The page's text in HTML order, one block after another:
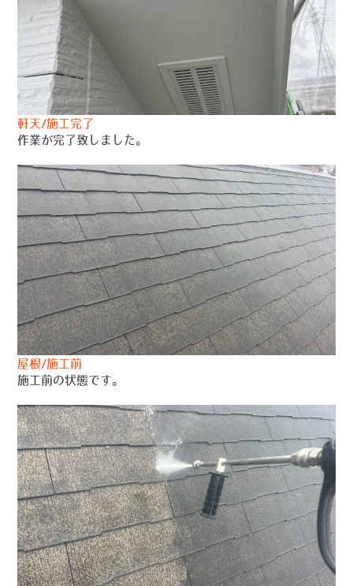
軒天/施工完了
作業が完了致しました。
屋根/施工前
施工前の状態です。